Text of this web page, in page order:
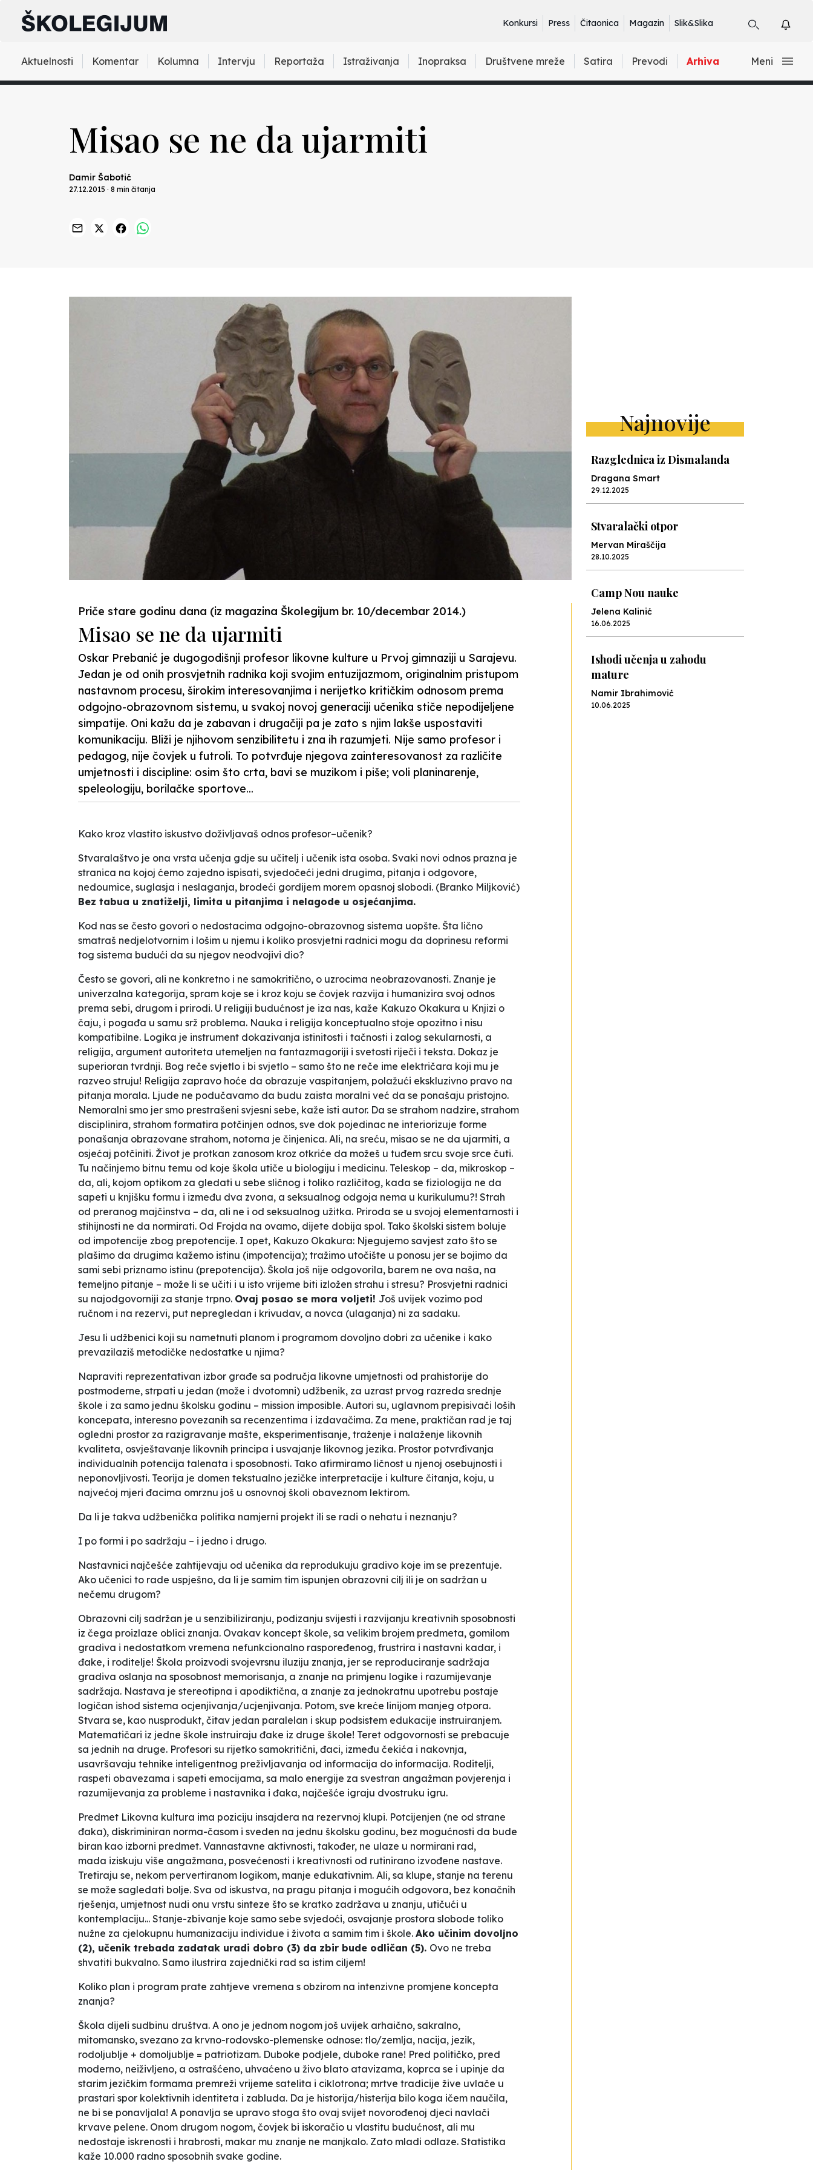
Konkursi Press Čitaonica Magazin Slik&Slika
Aktuelnosti Komentar Kolumna Intervju Reportaža Istraživanja Inopraksa Društvene mreže Satira Prevodi Arhiva Meni
Misao se ne da ujarmiti
Damir Šabotić
27.12.2015 · 8 min čitanja
Priče stare godinu dana (iz magazina Školegijum br. 10/decembar 2014.)
Misao se ne da ujarmiti
Oskar Prebanić je dugogodišnji profesor likovne kulture u Prvoj gimnaziji u Sarajevu.
Jedan je od onih prosvjetnih radnika koji svojim entuzijazmom, originalnim pristupom
nastavnom procesu, širokim interesovanjima i nerijetko kritičkim odnosom prema
odgojno-obrazovnom sistemu, u svakoj novoj generaciji učenika stiče nepodijeljene
simpatije. Oni kažu da je zabavan i drugačiji pa je zato s njim lakše uspostaviti
komunikaciju. Bliži je njihovom senzibilitetu i zna ih razumjeti. Nije samo profesor i
pedagog, nije čovjek u futroli. To potvrđuje njegova zainteresovanost za različite
umjetnosti i discipline: osim što crta, bavi se muzikom i piše; voli planinarenje,
speleologiju, borilačke sportove...
Kako kroz vlastito iskustvo doživljavaš odnos profesor–učenik?
Stvaralaštvo je ona vrsta učenja gdje su učitelj i učenik ista osoba. Svaki novi odnos prazna je
stranica na kojoj ćemo zajedno ispisati, svjedočeći jedni drugima, pitanja i odgovore,
nedoumice, suglasja i neslaganja, brodeći gordijem morem opasnoj slobodi. (Branko Miljković)
Bez tabua u znatiželji, limita u pitanjima i nelagode u osjećanjima.
Kod nas se često govori o nedostacima odgojno-obrazovnog sistema uopšte. Šta lično
smatraš nedjelotvornim i lošim u njemu i koliko prosvjetni radnici mogu da doprinesu reformi
tog sistema budući da su njegov neodvojivi dio?
Često se govori, ali ne konkretno i ne samokritično, o uzrocima neobrazovanosti. Znanje je
univerzalna kategorija, spram koje se i kroz koju se čovjek razvija i humanizira svoj odnos
prema sebi, drugom i prirodi. U religiji budućnost je iza nas, kaže Kakuzo Okakura u Knjizi o
čaju, i pogađa u samu srž problema. Nauka i religija konceptualno stoje opozitno i nisu
kompatibilne. Logika je instrument dokazivanja istinitosti i tačnosti i zalog sekularnosti, a
religija, argument autoriteta utemeljen na fantazmagoriji i svetosti riječi i teksta. Dokaz je
superioran tvrdnji. Bog reče svjetlo i bi svjetlo – samo što ne reče ime električara koji mu je
razveo struju! Religija zapravo hoće da obrazuje vaspitanjem, polažući ekskluzivno pravo na
pitanja morala. Ljude ne podučavamo da budu zaista moralni već da se ponašaju pristojno.
Nemoralni smo jer smo prestrašeni svjesni sebe, kaže isti autor. Da se strahom nadzire, strahom
disciplinira, strahom formatira potčinjen odnos, sve dok pojedinac ne interiorizuje forme
ponašanja obrazovane strahom, notorna je činjenica. Ali, na sreću, misao se ne da ujarmiti, a
osjećaj potčiniti. Život je protkan zanosom kroz otkriće da možeš u tuđem srcu svoje srce čuti.
Tu načinjemo bitnu temu od koje škola utiče u biologiju i medicinu. Teleskop – da, mikroskop –
da, ali, kojom optikom za gledati u sebe sličnog i toliko različitog, kada se fiziologija ne da
sapeti u knjišku formu i između dva zvona, a seksualnog odgoja nema u kurikulumu?! Strah
od preranog majčinstva – da, ali ne i od seksualnog užitka. Priroda se u svojoj elementarnosti i
stihijnosti ne da normirati. Od Frojda na ovamo, dijete dobija spol. Tako školski sistem boluje
od impotencije zbog prepotencije. I opet, Kakuzo Okakura: Njegujemo savjest zato što se
plašimo da drugima kažemo istinu (impotencija); tražimo utočište u ponosu jer se bojimo da
sami sebi priznamo istinu (prepotencija). Škola još nije odgovorila, barem ne ova naša, na
temeljno pitanje – može li se učiti i u isto vrijeme biti izložen strahu i stresu? Prosvjetni radnici
su najodgovorniji za stanje trpno. Ovaj posao se mora voljeti! Još uvijek vozimo pod
ručnom i na rezervi, put nepregledan i krivudav, a novca (ulaganja) ni za sadaku.
Jesu li udžbenici koji su nametnuti planom i programom dovoljno dobri za učenike i kako
prevazilaziš metodičke nedostatke u njima?
Napraviti reprezentativan izbor građe sa područja likovne umjetnosti od prahistorije do
postmoderne, strpati u jedan (može i dvotomni) udžbenik, za uzrast prvog razreda srednje
škole i za samo jednu školsku godinu – mission imposible. Autori su, uglavnom prepisivači loših
koncepata, interesno povezanih sa recenzentima i izdavačima. Za mene, praktičan rad je taj
ogledni prostor za razigravanje mašte, eksperimentisanje, traženje i nalaženje likovnih
kvaliteta, osvještavanje likovnih principa i usvajanje likovnog jezika. Prostor potvrđivanja
individualnih potencija talenata i sposobnosti. Tako afirmiramo ličnost u njenoj osebujnosti i
neponovljivosti. Teorija je domen tekstualno jezičke interpretacije i kulture čitanja, koju, u
najvećoj mjeri đacima omrznu još u osnovnoj školi obaveznom lektirom.
Da li je takva udžbenička politika namjerni projekt ili se radi o nehatu i neznanju?
I po formi i po sadržaju – i jedno i drugo.
Nastavnici najčešće zahtijevaju od učenika da reprodukuju gradivo koje im se prezentuje.
Ako učenici to rade uspješno, da li je samim tim ispunjen obrazovni cilj ili je on sadržan u
nečemu drugom?
Obrazovni cilj sadržan je u senzibiliziranju, podizanju svijesti i razvijanju kreativnih sposobnosti
iz čega proizlaze oblici znanja. Ovakav koncept škole, sa velikim brojem predmeta, gomilom
gradiva i nedostatkom vremena nefunkcionalno raspoređenog, frustrira i nastavni kadar, i
đake, i roditelje! Škola proizvodi svojevrsnu iluziju znanja, jer se reproduciranje sadržaja
gradiva oslanja na sposobnost memorisanja, a znanje na primjenu logike i razumijevanje
sadržaja. Nastava je stereotipna i apodiktična, a znanje za jednokratnu upotrebu postaje
logičan ishod sistema ocjenjivanja/ucjenjivanja. Potom, sve kreće linijom manjeg otpora.
Stvara se, kao nusprodukt, čitav jedan paralelan i skup podsistem edukacije instruiranjem.
Matematičari iz jedne škole instruiraju đake iz druge škole! Teret odgovornosti se prebacuje
sa jednih na druge. Profesori su rijetko samokritični, đaci, između čekića i nakovnja,
usavršavaju tehnike inteligentnog preživljavanja od informacija do informacija. Roditelji,
raspeti obavezama i sapeti emocijama, sa malo energije za svestran angažman povjerenja i
razumijevanja za probleme i nastavnika i đaka, najčešće igraju dvostruku igru.
Predmet Likovna kultura ima poziciju insajdera na rezervnoj klupi. Potcijenjen (ne od strane
đaka), diskriminiran norma-časom i sveden na jednu školsku godinu, bez mogućnosti da bude
biran kao izborni predmet. Vannastavne aktivnosti, također, ne ulaze u normirani rad,
mada iziskuju više angažmana, posvećenosti i kreativnosti od rutinirano izvođene nastave.
Tretiraju se, nekom pervertiranom logikom, manje edukativnim. Ali, sa klupe, stanje na terenu
se može sagledati bolje. Sva od iskustva, na pragu pitanja i mogućih odgovora, bez konačnih
rješenja, umjetnost nudi onu vrstu sinteze što se kratko zadržava u znanju, utičući u
kontemplaciju... Stanje-zbivanje koje samo sebe svjedoći, osvajanje prostora slobode toliko
nužne za cjelokupnu humanizaciju individue i života a samim tim i škole. Ako učinim dovoljno
(2), učenik trebada zadatak uradi dobro (3) da zbir bude odličan (5). Ovo ne treba
shvatiti bukvalno. Samo ilustrira zajednički rad sa istim ciljem!
Koliko plan i program prate zahtjeve vremena s obzirom na intenzivne promjene koncepta
znanja?
Škola dijeli sudbinu društva. A ono je jednom nogom još uvijek arhaično, sakralno,
mitomansko, svezano za krvno-rodovsko-plemenske odnose: tlo/zemlja, nacija, jezik,
rodoljublje + domoljublje = patriotizam. Duboke podjele, duboke rane! Pred političko, pred
moderno, neiživljeno, a ostrašćeno, uhvaćeno u živo blato atavizama, koprca se i upinje da
starim jezičkim formama premreži vrijeme satelita i ciklotrona; mrtve tradicije žive uvlače u
prastari spor kolektivnih identiteta i zabluda. Da je historija/histerija bilo koga ičem naučila,
ne bi se ponavljala! A ponavlja se upravo stoga što ovaj svijet novorođenoj djeci navlači
krvave pelene. Onom drugom nogom, čovjek bi iskoračio u vlastitu budućnost, ali mu
nedostaje iskrenosti i hrabrosti, makar mu znanje ne manjkalo. Zato mladi odlaze. Statistika
kaže 10.000 radno sposobnih svake godine.
Najnovije
Razglednica iz Dismalanda
Dragana Smart
29.12.2025
Stvaralački otpor
Mervan Miraščija
28.10.2025
Camp Nou nauke
Jelena Kalinić
16.06.2025
Ishodi učenja u zahodu
mature
Namir Ibrahimović
10.06.2025